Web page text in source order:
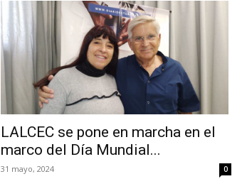
LALCEC se pone en marcha en el
marco del Día Mundial...
31 mayo, 2024 0